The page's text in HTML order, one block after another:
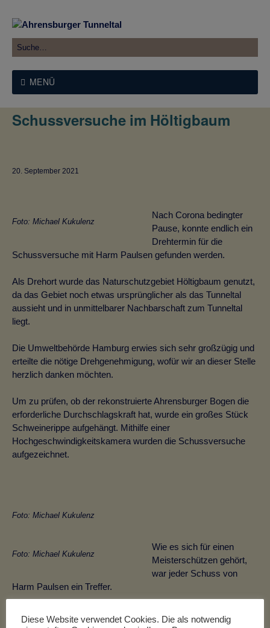
MENÜ
Schussversuche im Höltigbaum
20. September 2021
Foto: Michael Kukulenz
Nach Corona bedingter
Pause, konnte endlich ein
Drehtermin für die
Schussversuche mit Harm Paulsen gefunden werden.
Als Drehort wurde das Naturschutzgebiet Höltigbaum genutzt,
da das Gebiet noch etwas ursprünglicher als das Tunneltal
aussieht und in unmittelbarer Nachbarschaft zum Tunneltal
liegt.
Die Umweltbehörde Hamburg erwies sich sehr großzügig und
erteilte die nötige Drehgenehmigung, wofür wir an dieser Stelle
herzlich danken möchten.
Um zu prüfen, ob der rekonstruierte Ahrensburger Bogen die
erforderliche Durchschlagskraft hat, wurde ein großes Stück
Schweinerippe aufgehängt. Mithilfe einer
Hochgeschwindigkeitskamera wurden die Schussversuche
aufgezeichnet.
Foto: Michael Kukulenz
Foto: Michael Kukulenz
Wie es sich für einen
Meisterschützen gehört,
war jeder Schuss von
Harm Paulsen ein Treffer.
Diese Website verwendet Cookies. Die als notwendig